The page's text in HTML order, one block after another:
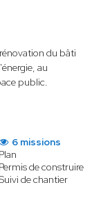
du bâti
au
public.
6 missions
Plan
Permis de construire
de chantier